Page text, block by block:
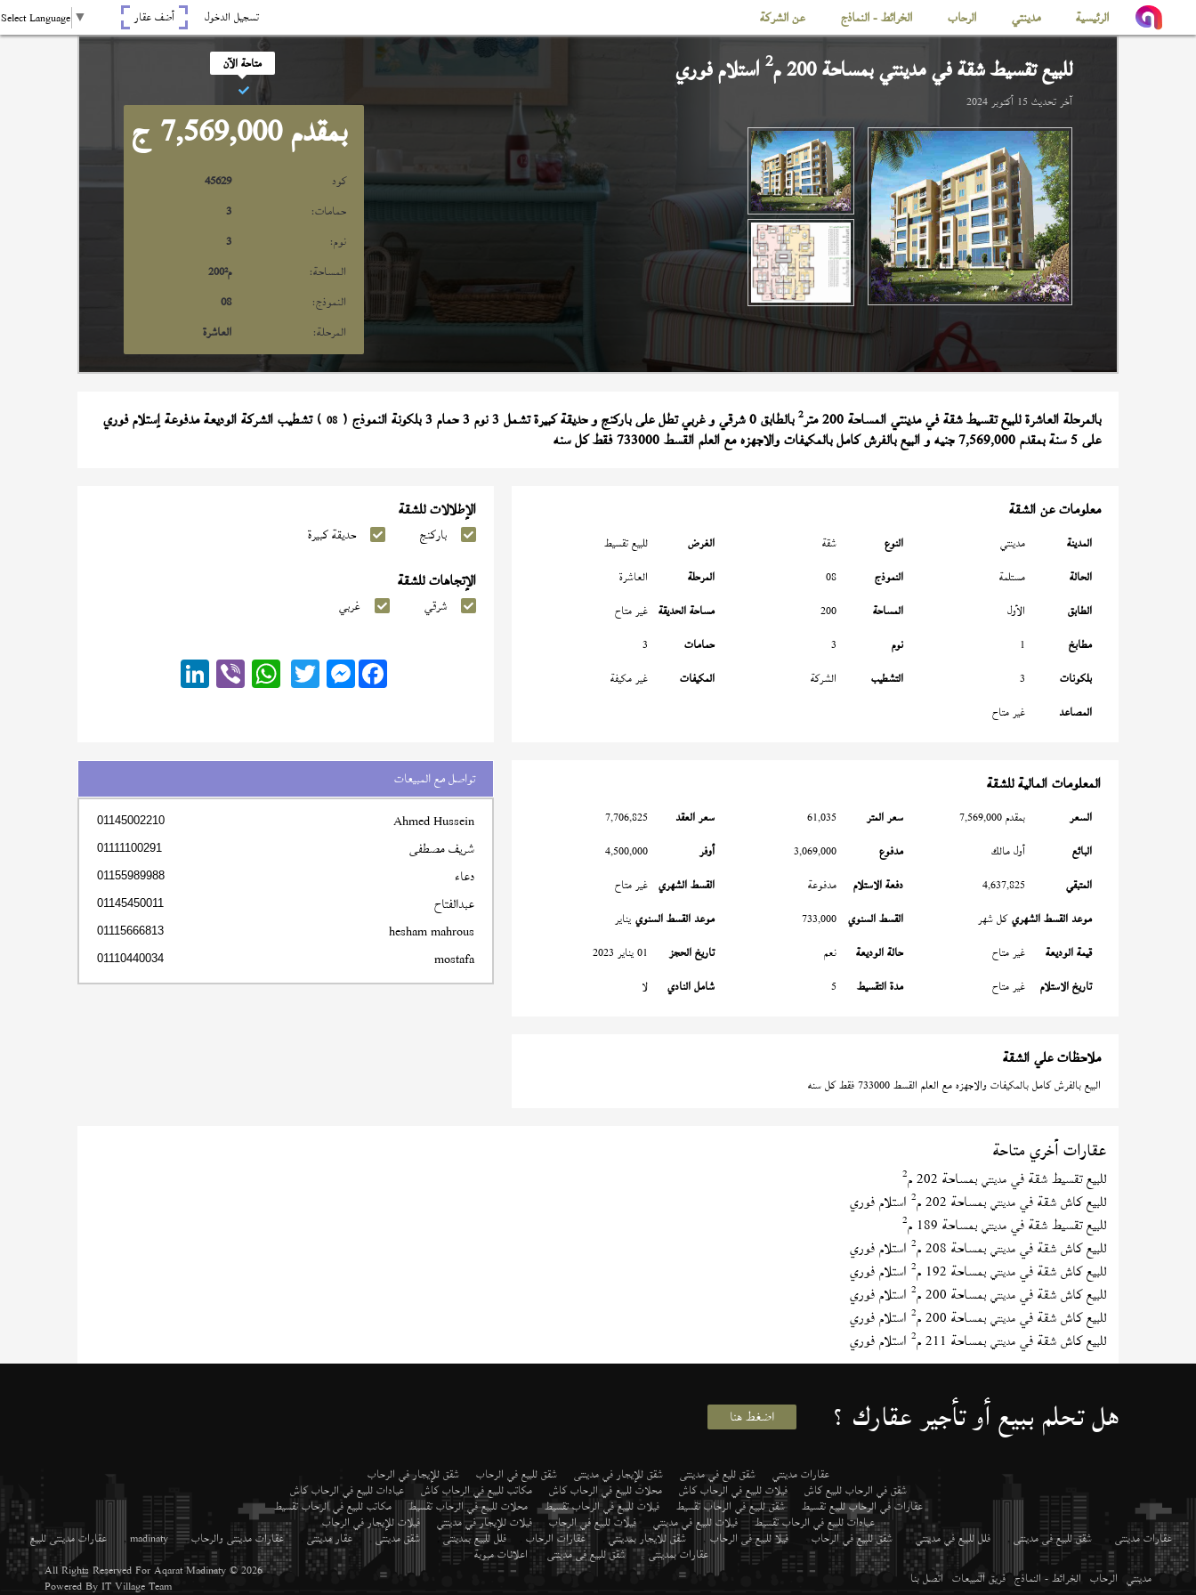
الرئيسية مدينتي الرحاب الخرائط - النماذج عن الشركة تسجيل الدخول أضف عقار Select Language ▼
للبيع تقسيط شقة فيمدينتيبمساحة 200 م 2 استلام فوري
آخر تحديث 15 أكتوبر 2024
متاحة الآن
بمقدم 7,569,000 ج
كود
45629
حمامات:
3
نوم:
3
المساحة:
200م²
النموذج:
08
المرحلة:
العاشرة
بالمرحلة العاشرة للبيع تقسيط شقة في مدينتي المساحة 200 متر 2بالطابق 0 شرقي و غربي تطل على باركنج و حديقة كبيرة تشمل 3 نوم 3 حمام 3 بلكونة النموذج ( 08 ) تشطيب الشركة الوديعة مدفوعة إستلام فوري
على 5 سنة بمقدم 7,569,000 جنيه و البيع بالفرش كامل بالمكيفات والاجهزه مع العلم القسط 733000 فقط كل سنه
معلومات عن الشقة
المدينة مدينتي النوع شقة الغرض
للبيع تقسيط
الحالة
مستلمة النموذج 08 المرحلة
العاشرة
الطابق
الأول المساحة 200 مساحة الحديقة غير متاح
مطابخ
1 نوم 3 حمامات
3
بلكونات
3 التشطيب الشركة المكيفات
غير مكيفة
المصاعد
غير متاح
الإطلالات للشقة
باركنج حديقة كبيرة
الإتجاهات للشقة
شرقي غربي
Messenger
المعلومات المالية للشقة
السعر بمقدم 7,569,000 سعر المتر 61,035 سعر العقد
7,706,825
البائع
أول مالك مدفوع 3,069,000 أوفر
4,500,000
المتبقي
4,637,825 دفعة الاستلام مدفوعة القسط الشهري غير متاح
موعد القسط الشهري كل شهر القسط السنوي 733,000 موعد القسط السنوي يناير
قيمة الوديعة
غير متاح حالة الوديعة نعم تاريخ الحجز
01 يناير 2023
تاريخ الاستلام
غير متاح مدة التقسيط 5 شامل النادي لا
ملاحظات علي الشقة
البيع بالفرش كامل بالمكيفات والاجهزه مع العلم القسط 733000 فقط كل سنه
تواصل مع المبيعات
Ahmed Hussein
01145002210
شريف مصطفى 01111100291
دعاء 01155989988
عبدالفتاح 01145450011
hesham mahrous
01115666813
mostafa
01110440034
عقارات أخري متاحة
للبيع تقسيط شقة في مدينتي بمساحة 202 م 2
للبيع كاش شقة في مدينتي بمساحة 202 م 2 استلام فوري
للبيع تقسيط شقة في مدينتي بمساحة 189 م 2
للبيع كاش شقة في مدينتي بمساحة 208 م 2 استلام فوري
للبيع كاش شقة في مدينتي بمساحة 192 م 2 استلام فوري
للبيع كاش شقة في مدينتي بمساحة 200 م 2 استلام فوري
للبيع كاش شقة في مدينتي بمساحة 200 م 2 استلام فوري
للبيع كاش شقة في مدينتي بمساحة 211 م 2 استلام فوري
هل تحلم ببيع أو تأجير عقارك ؟ اضغط هنا
عقارات مدينتي شقق لليع في مدينتى شقق للإيجار في مدينتى شقق للبيع في الرحاب شقق للإيجار في الرحاب
شقق في الرحاب للبيع كاش فيلات للبيع في الرحاب كاش محلات للبيع في الرحاب كاش مكاتب للبيع في الرحاب كاش عيادات للبيع في الرحاب كاش
عقارات في الرحاب للبيع تقسيط شقق للبيع في الرحاب تقسيط فيلات للبيع في الرحاب تقسيط محلات للبيع في الرحاب تقسيط مكاتب للبيع في الرحاب تقسيط
عيادات للبيع في الرحاب تقسيط فيلات للبيع في مدينتي فيلات للبيع في الرحاب فيلات للإيجار في مدينتي فيلات للإيجار في الرحاب
عقارات مدينتى شقق للبيع فى مدينتى , فلل للبيع في مدينتي, شقق للبيع في الرحاب فيلا للبيع فى الرحاب , شقق للايجار بمدينتي, عقارات الرحاب فلل للبيع بمدينتى, شقق مدينتى عقار مدينتى , عقارات مدينتى والرحاب,
madinaty
, عقارات مدينتى للبيع
عقارات بمدينتى , شقق للبيع فى مدينتى
اعلانات مبوبة
مدينتي الرحاب الخرائط - النماذج فريق المبيعات اتصل بنا All Rights Reserved ForAqarat Madinaty© 2026
Powered ByIT Village Team